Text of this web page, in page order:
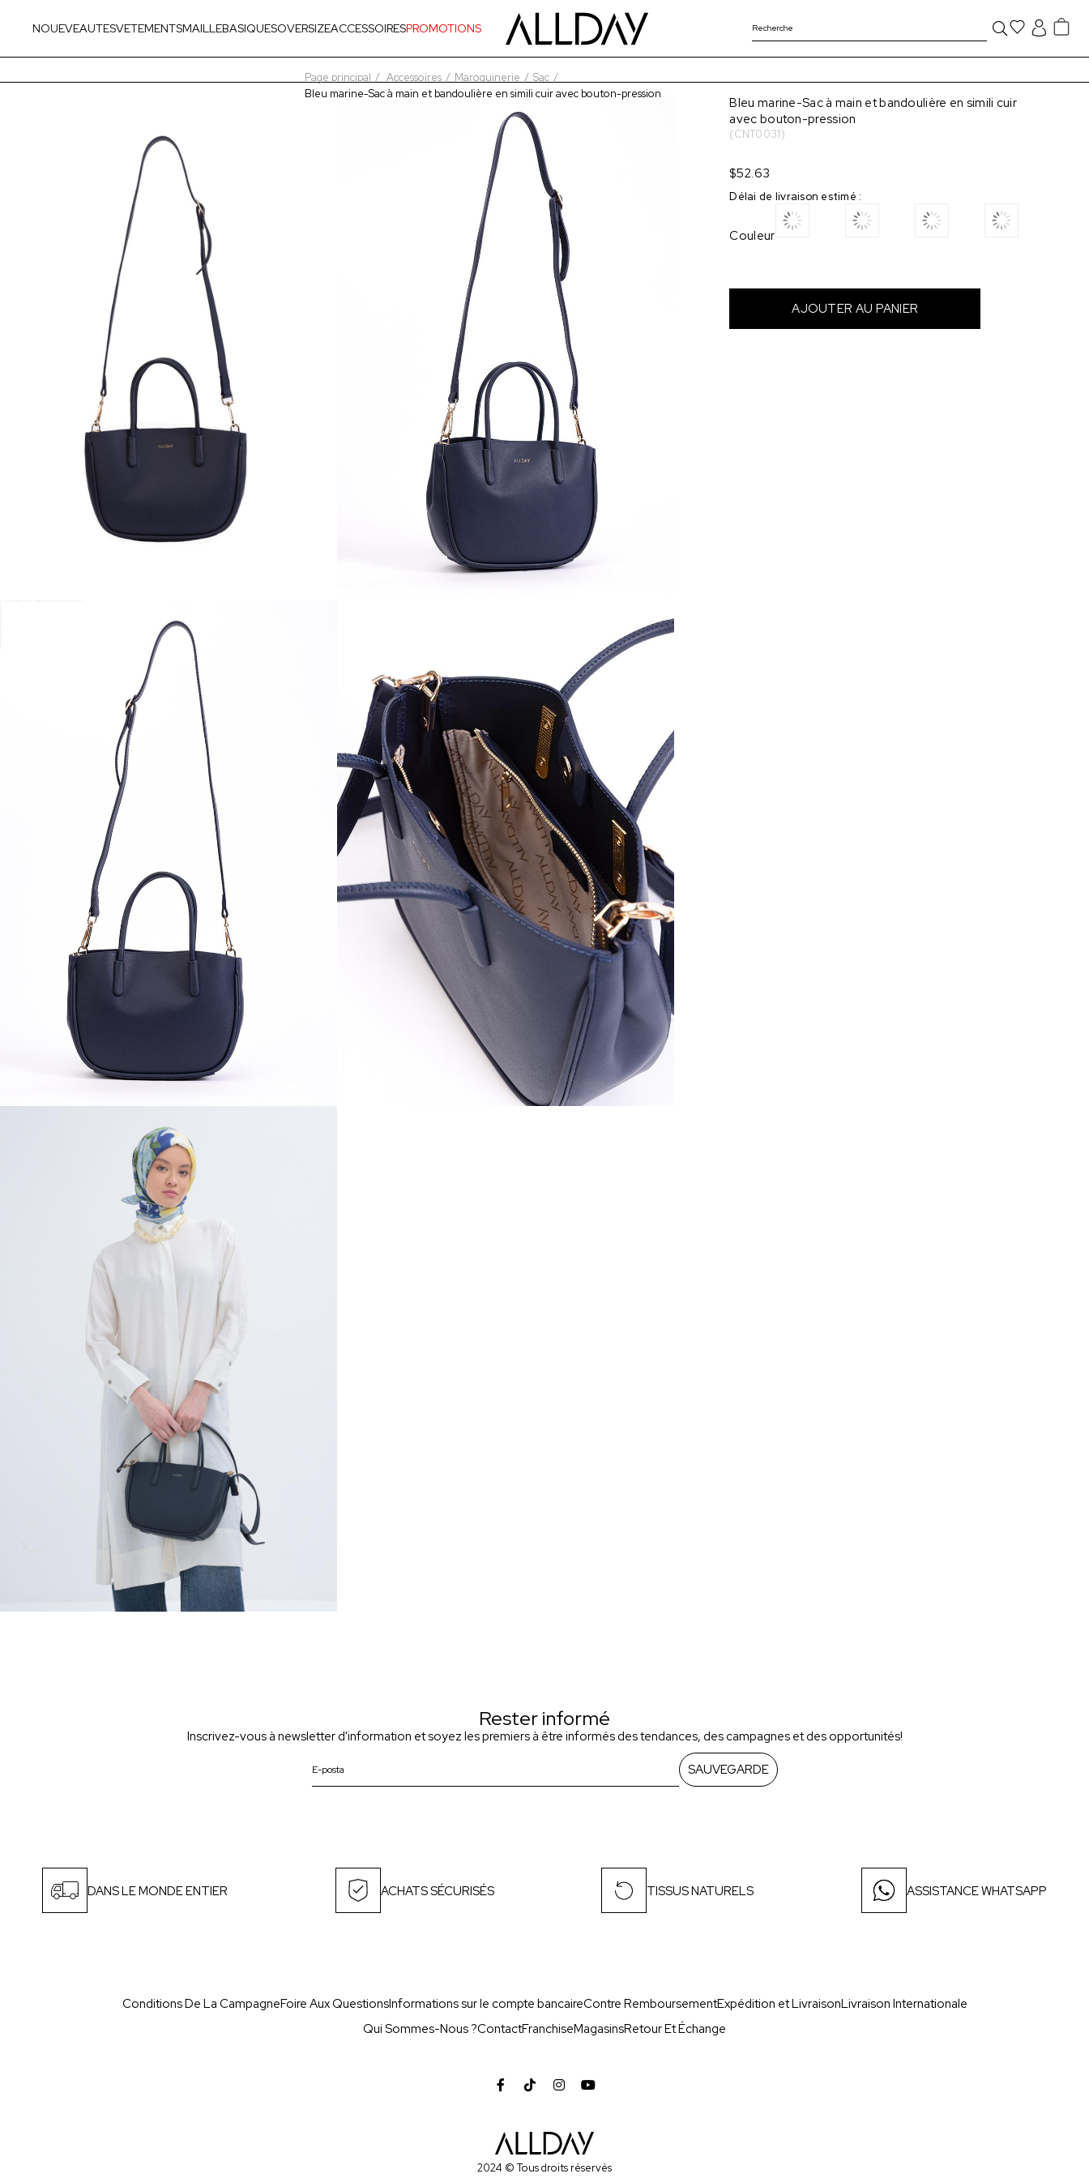
NOUEVEAUTESVETEMENTSMAILLEBASIQUESOVERSIZEACCESSOIRESPROMOTIONS
Page principal Accessoires Maroquinerie
Sac
Bleu marine-Sac à main et bandoulière en simili cuir avec bouton-pression
Bleu marine-Sac à main et bandoulière en simili cuir
avec bouton-pression
(CNT0031)
$52.63
Délai de livraison estimé :
Couleur
Rester informé
Inscrivez-vous à newsletter d'information et soyez les premiers à être informés des tendances, des campagnes et des opportunités!
SAUVEGARDE
DANS LE MONDE ENTIER ACHATS SÉCURISÉS TISSUS NATURELS ASSISTANCE WHATSAPP
Conditions De La CampagneFoire Aux QuestionsInformations sur le compte bancaireContre RemboursementExpédition et LivraisonLivraison Internationale
Qui Sommes-Nous ?ContactFranchiseMagasinsRetour Et Échange
2024 © Tous droits réservés